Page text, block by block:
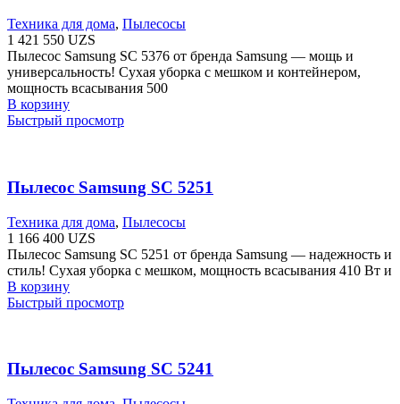
Техника для дома, Пылесосы
1 421 550 UZS
Пылесос Samsung SC 5376 от бренда Samsung — мощь и
универсальность! Сухая уборка с мешком и контейнером,
мощность всасывания 500
В корзину
Быстрый просмотр
Пылесос Samsung SC 5251
Техника для дома, Пылесосы
1 166 400 UZS
Пылесос Samsung SC 5251 от бренда Samsung — надежность и
стиль! Сухая уборка с мешком, мощность всасывания 410 Вт и
В корзину
Быстрый просмотр
Пылесос Samsung SC 5241